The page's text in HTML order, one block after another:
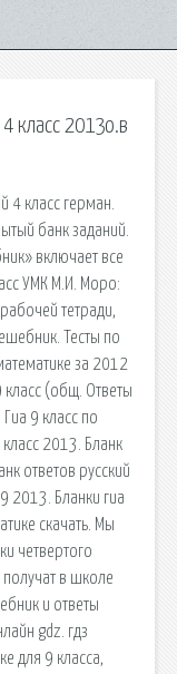
класс 2013о.в
4 класс герман.
банк заданий.
включает все
УМК М.И. Моро:
тетради,
Тесты по
за 2012
класс (общ. Ответы
Гиа 9 класс по
2013. Бланк
ответов русский
2013. Бланки гиа
скачать. Мы
четвертого
получат в школе
и ответы
gdz. гдз
для 9 класса,